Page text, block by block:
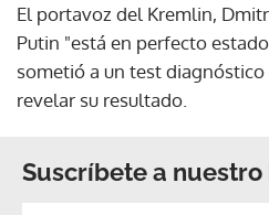
El portavoz del Kremlin,
Putin "está en perfecto
sometió a un test diagnóstico
revelar su resultado.
Suscríbete a